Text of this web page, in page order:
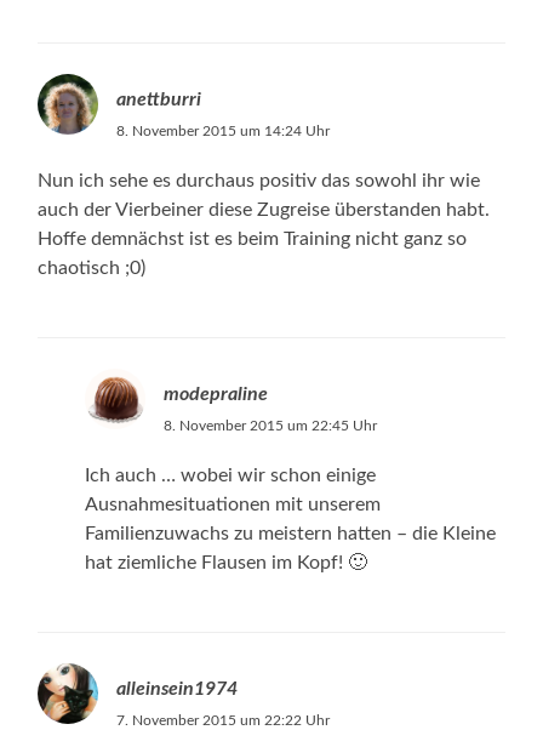
anettburri
8. November 2015 um 14:24 Uhr
Nun ich sehe es durchaus positiv das sowohl ihr wie
auch der Vierbeiner diese Zugreise überstanden habt.
Hoffe demnächst ist es beim Training nicht ganz so
chaotisch ;0)
modepraline
8. November 2015 um 22:45 Uhr
Ich auch … wobei wir schon einige
Ausnahmesituationen mit unserem
Familienzuwachs zu meistern hatten – die Kleine
hat ziemliche Flausen im Kopf! 🙂
alleinsein1974
7. November 2015 um 22:22 Uhr